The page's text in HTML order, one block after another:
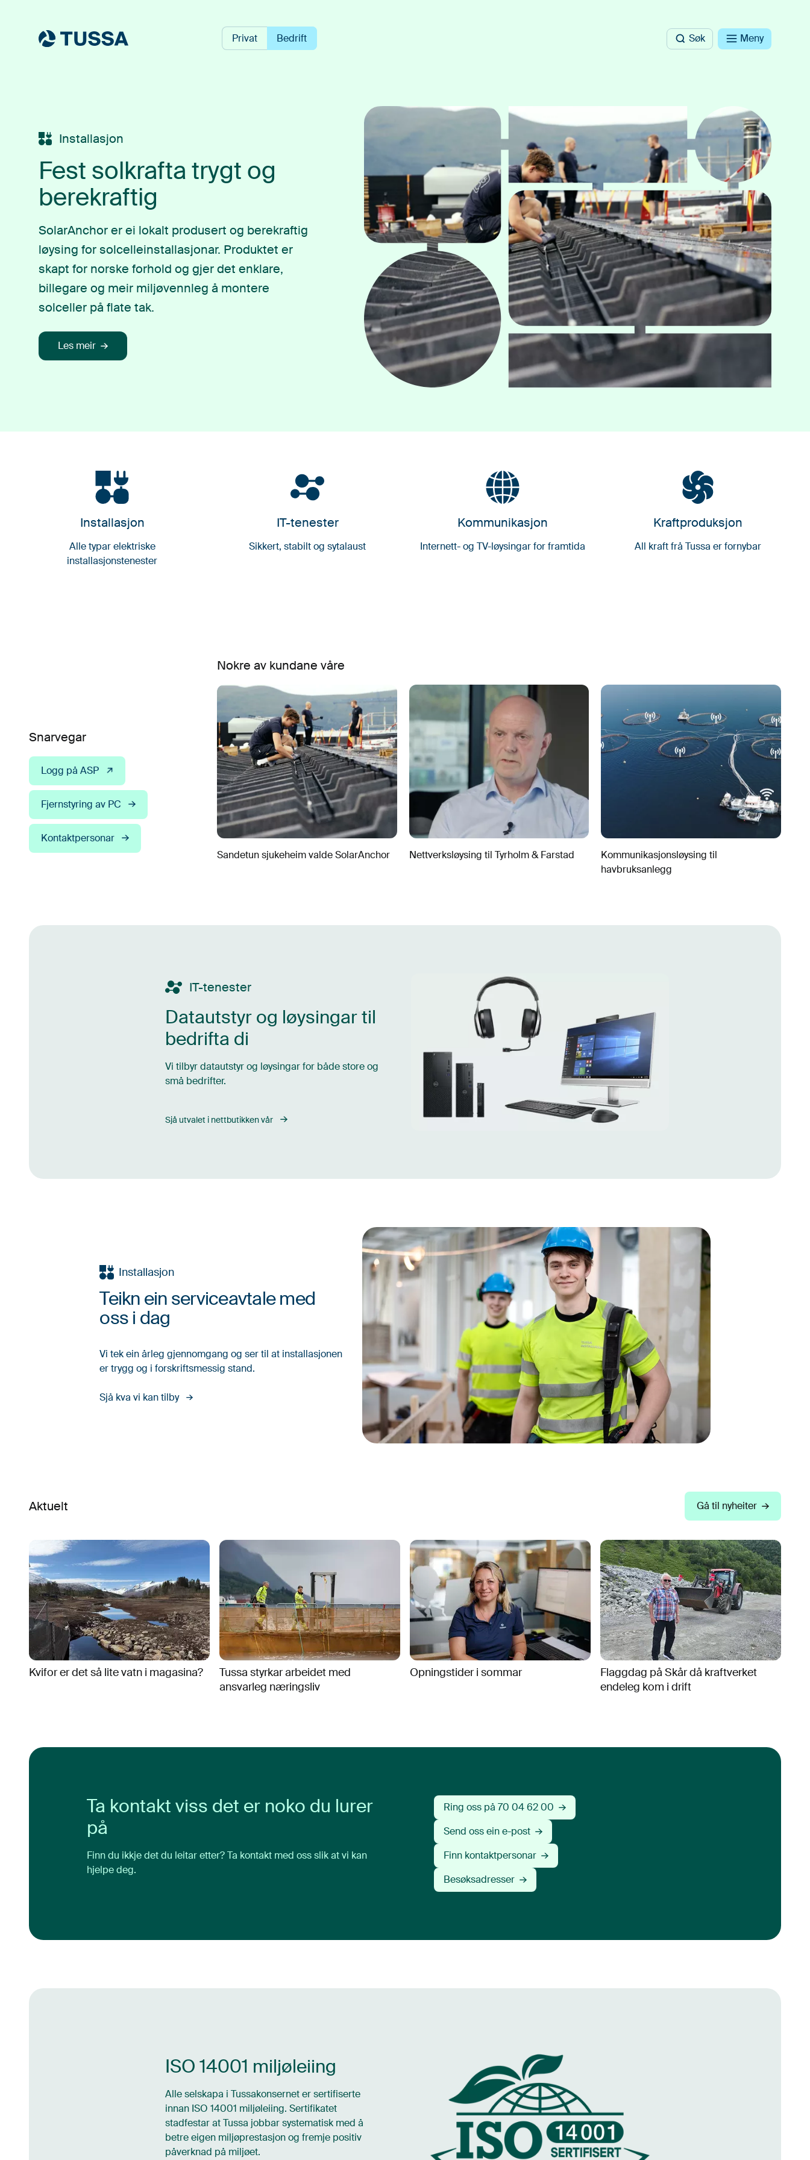
Privat Bedrift Søk Meny
Installasjon
Fest solkrafta trygt og
berekraftig
SolarAnchor er ei lokalt produsert og berekraftig
løysing for solcelleinstallasjonar. Produktet er
skapt for norske forhold og gjer det enklare,
billegare og meir miljøvennleg å montere
solceller på flate tak.
Les meir
Installasjon
Alle typar elektriske
installasjonstenester
IT-tenester
Sikkert, stabilt og sytalaust
Kommunikasjon
Internett- og TV-løysingar for framtida
Kraftproduksjon
All kraft frå Tussa er fornybar
Snarvegar
Logg på ASP
Fjernstyring av PC
Kontaktpersonar
Nokre av kundane våre
Sandetun sjukeheim valde SolarAnchor Nettverksløysing til Tyrholm & Farstad
Kommunikasjonsløysing til
havbruksanlegg
IT-tenester
Datautstyr og løysingar til
bedrifta di
Vi tilbyr datautstyr og løysingar for både store og
små bedrifter.
Sjå utvalet i nettbutikken vår
Installasjon
Teikn ein serviceavtale med
oss i dag
Vi tek ein årleg gjennomgang og ser til at installasjonen
er trygg og i forskriftsmessig stand.
Sjå kva vi kan tilby
Aktuelt Gå til nyheiter
Kvifor er det så lite vatn i magasina?
Tussa styrkar arbeidet med
ansvarleg næringsliv
Opningstider i sommar
Flaggdag på Skår då kraftverket
endeleg kom i drift
Ta kontakt viss det er noko du lurer
på
Finn du ikkje det du leitar etter? Ta kontakt med oss slik at vi kan
hjelpe deg.
Ring oss på 70 04 62 00
Send oss ein e-post
Finn kontaktpersonar
Besøksadresser
ISO 14001 miljøleiing
Alle selskapa i Tussakonsernet er sertifiserte
innan ISO 14001 miljøleiing. Sertifikatet
stadfestar at Tussa jobbar systematisk med å
betre eigen miljøprestasjon og fremje positiv
påverknad på miljøet.